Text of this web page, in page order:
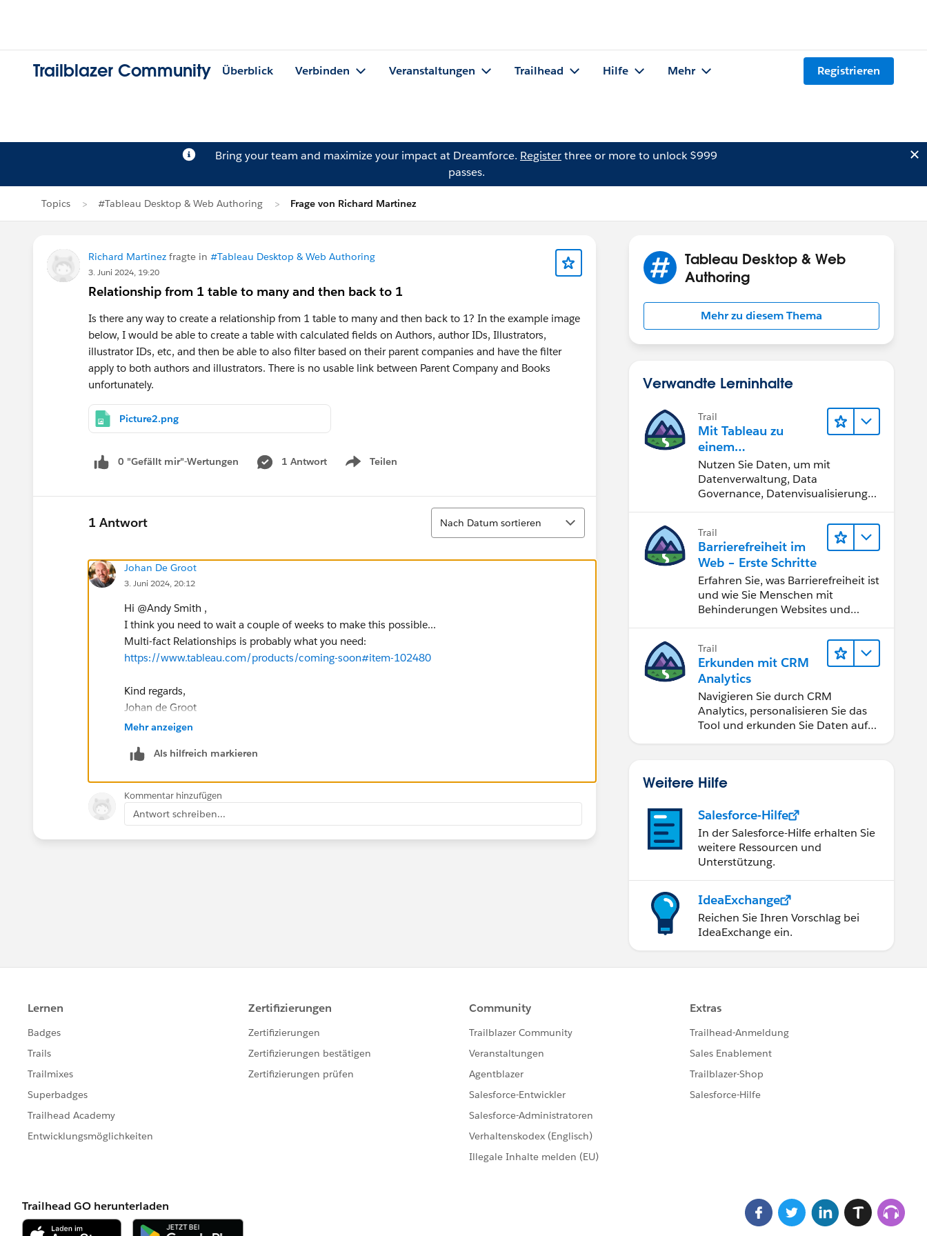
Trailblazer Community Überblick Verbinden Veranstaltungen Trailhead Hilfe Mehr Registrieren
Bring your team and maximize your impact at Dreamforce. Registerthree or more to unlock $999
passes.
Topics #Tableau Desktop & Web Authoring Frage von Richard Martinez
Richard Martinez fragte in #Tableau Desktop & Web Authoring
3. Juni 2024, 19:20
Relationship from 1 table to many and then back to 1
Is there any way to create a relationship from 1 table to many and then back to 1? In the example image
below, I would be able to create a table with calculated fields on Authors, author IDs, Illustrators,
illustrator IDs, etc, and then be able to also filter based on their parent companies and have the filter
apply to both authors and illustrators. There is no usable link between Parent Company and Books
unfortunately.
Picture2.png
0 "Gefällt mir"-Wertungen 1 Antwort Teilen
Show menu
1 Antwort
Sortieren
Nach Datum sortieren
Johan De Groot
3. Juni 2024, 20:12
Hi @Andy Smith​ ,
I think you need to wait a couple of weeks to make this possible...
Multi-fact Relationships is probably what you need:
https://www.tableau.com/products/coming-soon#item-102480
Kind regards,
Johan de Groot
This will help other users find the same answer/resolution and help community keep track of
Mehr anzeigen
Als hilfreich markieren
Kommentar hinzufügen
Antwort schreiben...
Tableau Desktop & Web
Authoring
Mehr zu diesem Thema
Verwandte Lerninhalte
Trail
Mit Tableau zu
einem
datengestützten
Team werden
Nutzen Sie Daten, um mit
Datenverwaltung, Data
Governance, Datenvisualisierungs-
Zusammenarbeit bessere
Geschäftsergebnisse zu erzielen.
Trail
Barrierefreiheit im
Web – Erste Schritte
Erfahren Sie, was Barrierefreiheit ist
und wie Sie Menschen mit
Behinderungen Websites und
Trail
Erkunden mit CRM
Analytics
Navigieren Sie durch CRM
Analytics, personalisieren Sie das
Tool und erkunden Sie Daten auf
Weitere Hilfe
Salesforce-Hilfe
In der Salesforce-Hilfe erhalten Sie
weitere Ressourcen und
Unterstützung.
IdeaExchange
Reichen Sie Ihren Vorschlag bei
IdeaExchange ein.